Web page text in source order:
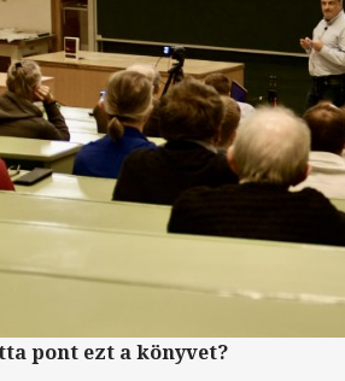
pont ezt a könyvet?